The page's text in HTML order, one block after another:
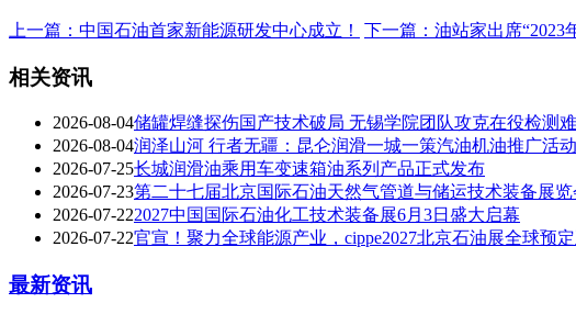
上一篇：中国石油首家新能源研发中心成立！ 下一篇：油站家出席“2023
相关资讯
2026-08-04储罐焊缝探伤国产技术破局 无锡学院团队攻克在役检测
2026-08-04润泽山河 行者无疆：昆仑润滑一城一策汽油机油推广活
2026-07-25长城润滑油乘用车变速箱油系列产品正式发布
2026-07-23第二十七届北京国际石油天然气管道与储运技术装备展
2026-07-222027中国国际石油化工技术装备展6月3日盛大启幕
2026-07-22官宣！聚力全球能源产业，cippe2027北京石油展全球预
最新资讯